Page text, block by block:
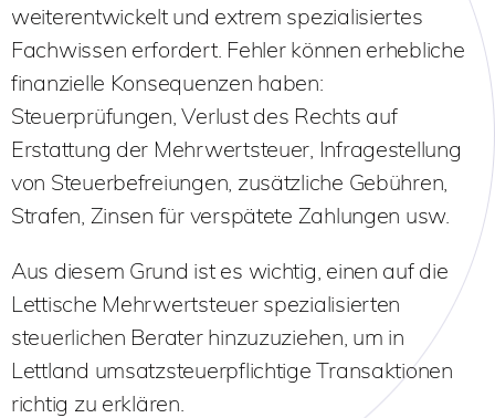
weiterentwickelt und extrem spezialisiertes
Fachwissen erfordert. Fehler können erhebliche
finanzielle Konsequenzen haben:
Steuerprüfungen, Verlust des Rechts auf
Erstattung der Mehrwertsteuer, Infragestellung
von Steuerbefreiungen, zusätzliche Gebühren,
Strafen, Zinsen für verspätete Zahlungen usw.
Aus diesem Grund ist es wichtig, einen auf die
Lettische Mehrwertsteuer spezialisierten
steuerlichen Berater hinzuzuziehen, um in
Lettland umsatzsteuerpflichtige Transaktionen
richtig zu erklären.